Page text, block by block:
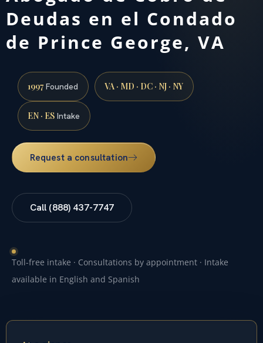
Deudas en el Condado
de Prince George, VA
1997Founded VA · MD · DC · NJ · NY
EN · ES Intake
Request a consultation
Call (888) 437-7747
Toll-free intake · Consultations by appointment · Intake
available in English and Spanish